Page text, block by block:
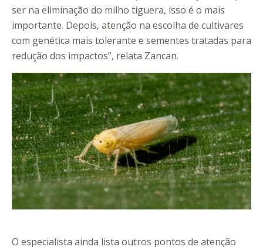
ser na eliminação do milho tiguera, isso é o mais
importante. Depois, atenção na escolha de cultivares
com genética mais tolerante e sementes tratadas para
redução dos impactos”, relata Zancan.
O especialista ainda lista outros pontos de atenção